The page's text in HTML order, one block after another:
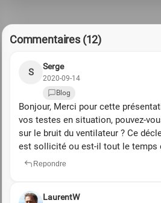
Commentaires (12)
S
Serge
2020-09-14
Blog
Bonjour, Merci pour cette
vos testes en situation, pouvez-
sur le bruit du ventilateur ? Ce
est sollicité ou est-il tout le temps
Repondre
LaurentW